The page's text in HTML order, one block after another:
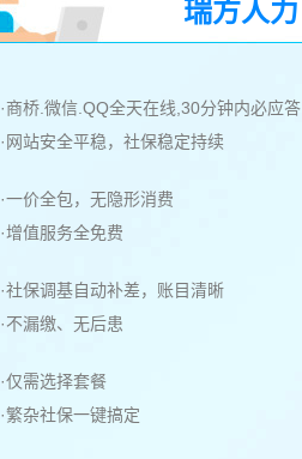
瑞方人力
·商桥.微信.QQ全天在线,30分钟内必应答
·网站安全平稳，社保稳定持续
·一价全包，无隐形消费
·增值服务全免费
·社保调基自动补差，账目清晰
·不漏缴、无后患
·仅需选择套餐
·繁杂社保一键搞定